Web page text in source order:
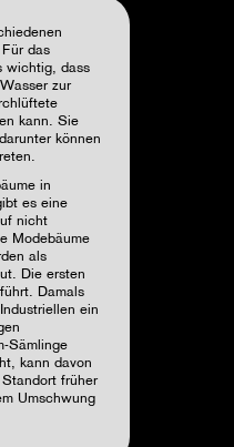
das
wichtig, dass
zur
kann. Sie
können
in
es eine
nicht
Modebäume
als
Die ersten
Damals
ein
Sämlinge
kann davon
früher
Umschwung